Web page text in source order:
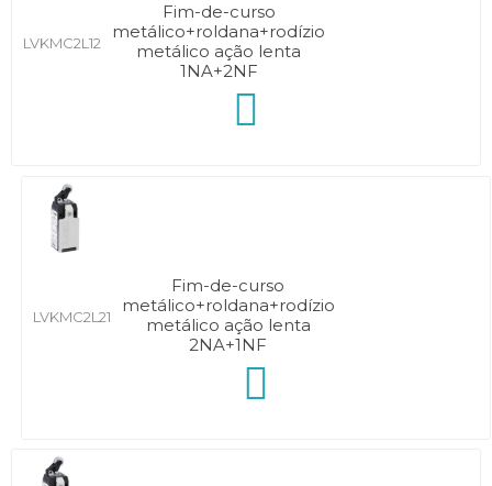
LVKMC2L12
Fim-de-curso
metálico+roldana+rodízio
metálico ação lenta
1NA+2NF
LVKMC2L21
Fim-de-curso
metálico+roldana+rodízio
metálico ação lenta
2NA+1NF